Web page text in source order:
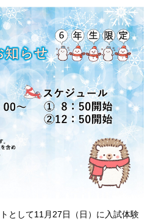
として11月27日（日）に入試体験